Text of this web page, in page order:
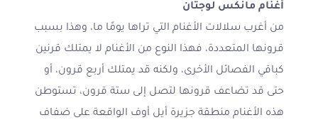
أغنام مانكس لوجتان
من أغرب سلالات الأغنام التي تراها يومًا ما، وهذا بسبب
قرونها المتعددة، فهذا النوع من الأغنام لا يمتلك قرنين
كباقي الفصائل الأخرى، ولكنه قد يمتلك أربع قرون، أو
حتى قد تضاعف قرونها لتصل إلى ستة قرون، تستوطن
هذه الأغنام منطقة جزيرة أيل أوف الواقعة على ضفاف